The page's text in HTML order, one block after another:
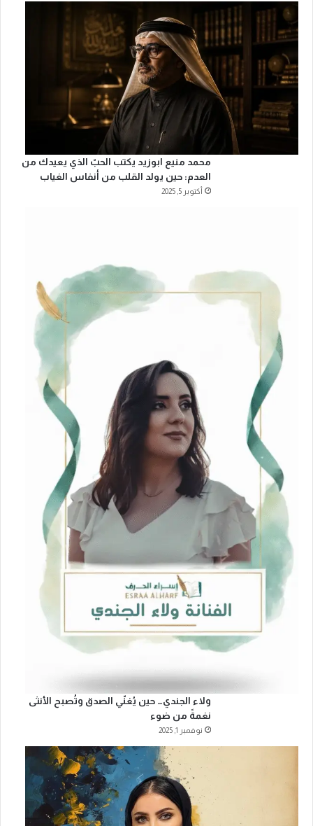
محمد منيع ابوزيد يكتب الحبّ الذي يعيدك من
العدم: حين يولد القلب من أنفاس الغياب
أكتوبر 5, 2025
ولاء الجندي… حين يُغنّي الصدق وتُصبح الأنثى
نغمةً من ضوء
نوفمبر 1, 2025